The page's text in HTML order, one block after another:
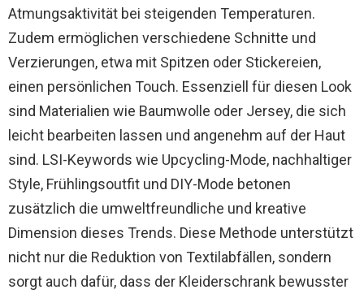
Atmungsaktivität bei steigenden Temperaturen.
Zudem ermöglichen verschiedene Schnitte und
Verzierungen, etwa mit Spitzen oder Stickereien,
einen persönlichen Touch. Essenziell für diesen Look
sind Materialien wie Baumwolle oder Jersey, die sich
leicht bearbeiten lassen und angenehm auf der Haut
sind. LSI-Keywords wie Upcycling-Mode, nachhaltiger
Style, Frühlingsoutfit und DIY-Mode betonen
zusätzlich die umweltfreundliche und kreative
Dimension dieses Trends. Diese Methode unterstützt
nicht nur die Reduktion von Textilabfällen, sondern
sorgt auch dafür, dass der Kleiderschrank bewusster